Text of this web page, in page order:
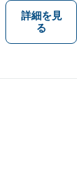
詳細を見
る